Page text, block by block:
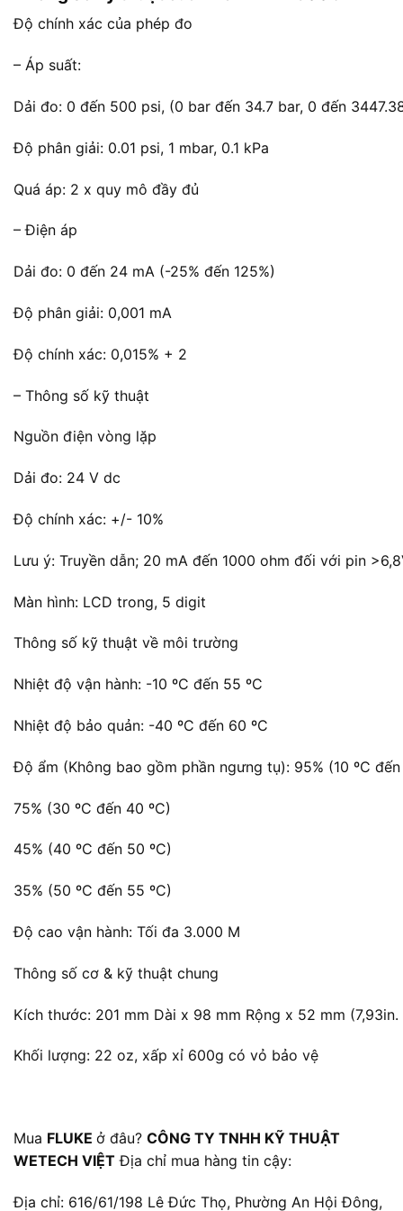
Độ chính xác của phép đo
– Áp suất:
Dải đo: 0 đến 500 psi, (0 bar đến 34.7 bar, 0 đến
Độ phân giải: 0.01 psi, 1 mbar, 0.1 kPa
Quá áp: 2 x quy mô đầy đủ
– Điện áp
Dải đo: 0 đến 24 mA (-25% đến 125%)
Độ phân giải: 0,001 mA
Độ chính xác: 0,015% + 2
– Thông số kỹ thuật
Nguồn điện vòng lặp
Dải đo: 24 V dc
Độ chính xác: +/- 10%
Lưu ý: Truyền dẫn; 20 mA đến 1000 ohm đối với pin
Màn hình: LCD trong, 5 digit
Thông số kỹ thuật về môi trường
Nhiệt độ vận hành: -10 ºC đến 55 ºC
Nhiệt độ bảo quản: -40 ºC đến 60 ºC
Độ ẩm (Không bao gồm phần ngưng tụ): 95% (10 ºC
75% (30 ºC đến 40 ºC)
45% (40 ºC đến 50 ºC)
35% (50 ºC đến 55 ºC)
Độ cao vận hành: Tối đa 3.000 M
Thông số cơ & kỹ thuật chung
Kích thước: 201 mm Dài x 98 mm Rộng x 52 mm
Khối lượng: 22 oz, xấp xỉ 600g có vỏ bảo vệ
Mua FLUKE ở đâu? CÔNG TY TNHH KỸ THUẬT
WETECH VIỆT Địa chỉ mua hàng tin cậy:
Địa chỉ: 616/61/198 Lê Đức Thọ, Phường An Hội Đông,